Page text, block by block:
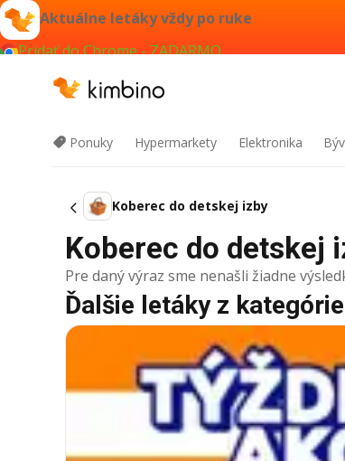
Aktuálne letáky vždy po ruke
Pridať do Chrome - ZADARMO
Ponuky Hypermarkety Elektronika
Koberec do detskej izby
Koberec do detskej
Pre daný výraz sme nenašli žiadne
Ďalšie letáky z kategórie